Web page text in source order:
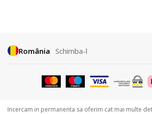
România Schimba-l
Incercam in permanenta sa oferim cat mai multe